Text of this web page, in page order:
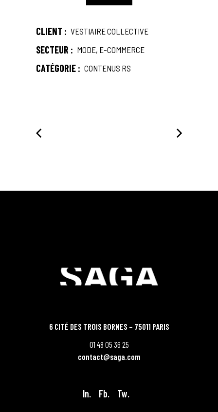
CLIENT : VESTIAIRE COLLECTIVE
SECTEUR : MODE, E-COMMERCE
CATÉGORIE : CONTENUS RS
6 CITÉ DES TROIS BORNES – 75011 PARIS
01 48 05 36 25
contact@saga.com
In. Fb. Tw.